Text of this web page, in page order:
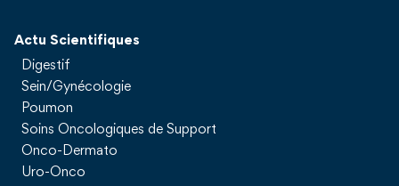
Actu Scientifiques
Digestif
Sein/Gynécologie
Poumon
Soins Oncologiques de Support
Onco-Dermato
Uro-Onco